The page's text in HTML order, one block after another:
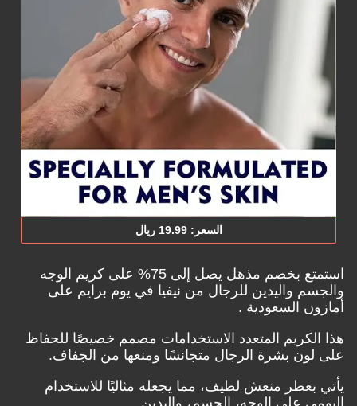
السعر: ‎19.‎99‏ ريال
استمتع بخصم مذهل يصل إلى 75% على كريم الوجه
والجسم واليدين للرجال من نيفيا في يوم برايم على
أمازون السعودية .
هذا الكريم المتعدد الاستخدامات مصمم خصيصًا للحفاظ
على لون بشرة الرجال متجانسًا ومنعها من الجفاف.
يأتي بعطر منعش لطيف، مما يجعله مثاليًا للاستخدام